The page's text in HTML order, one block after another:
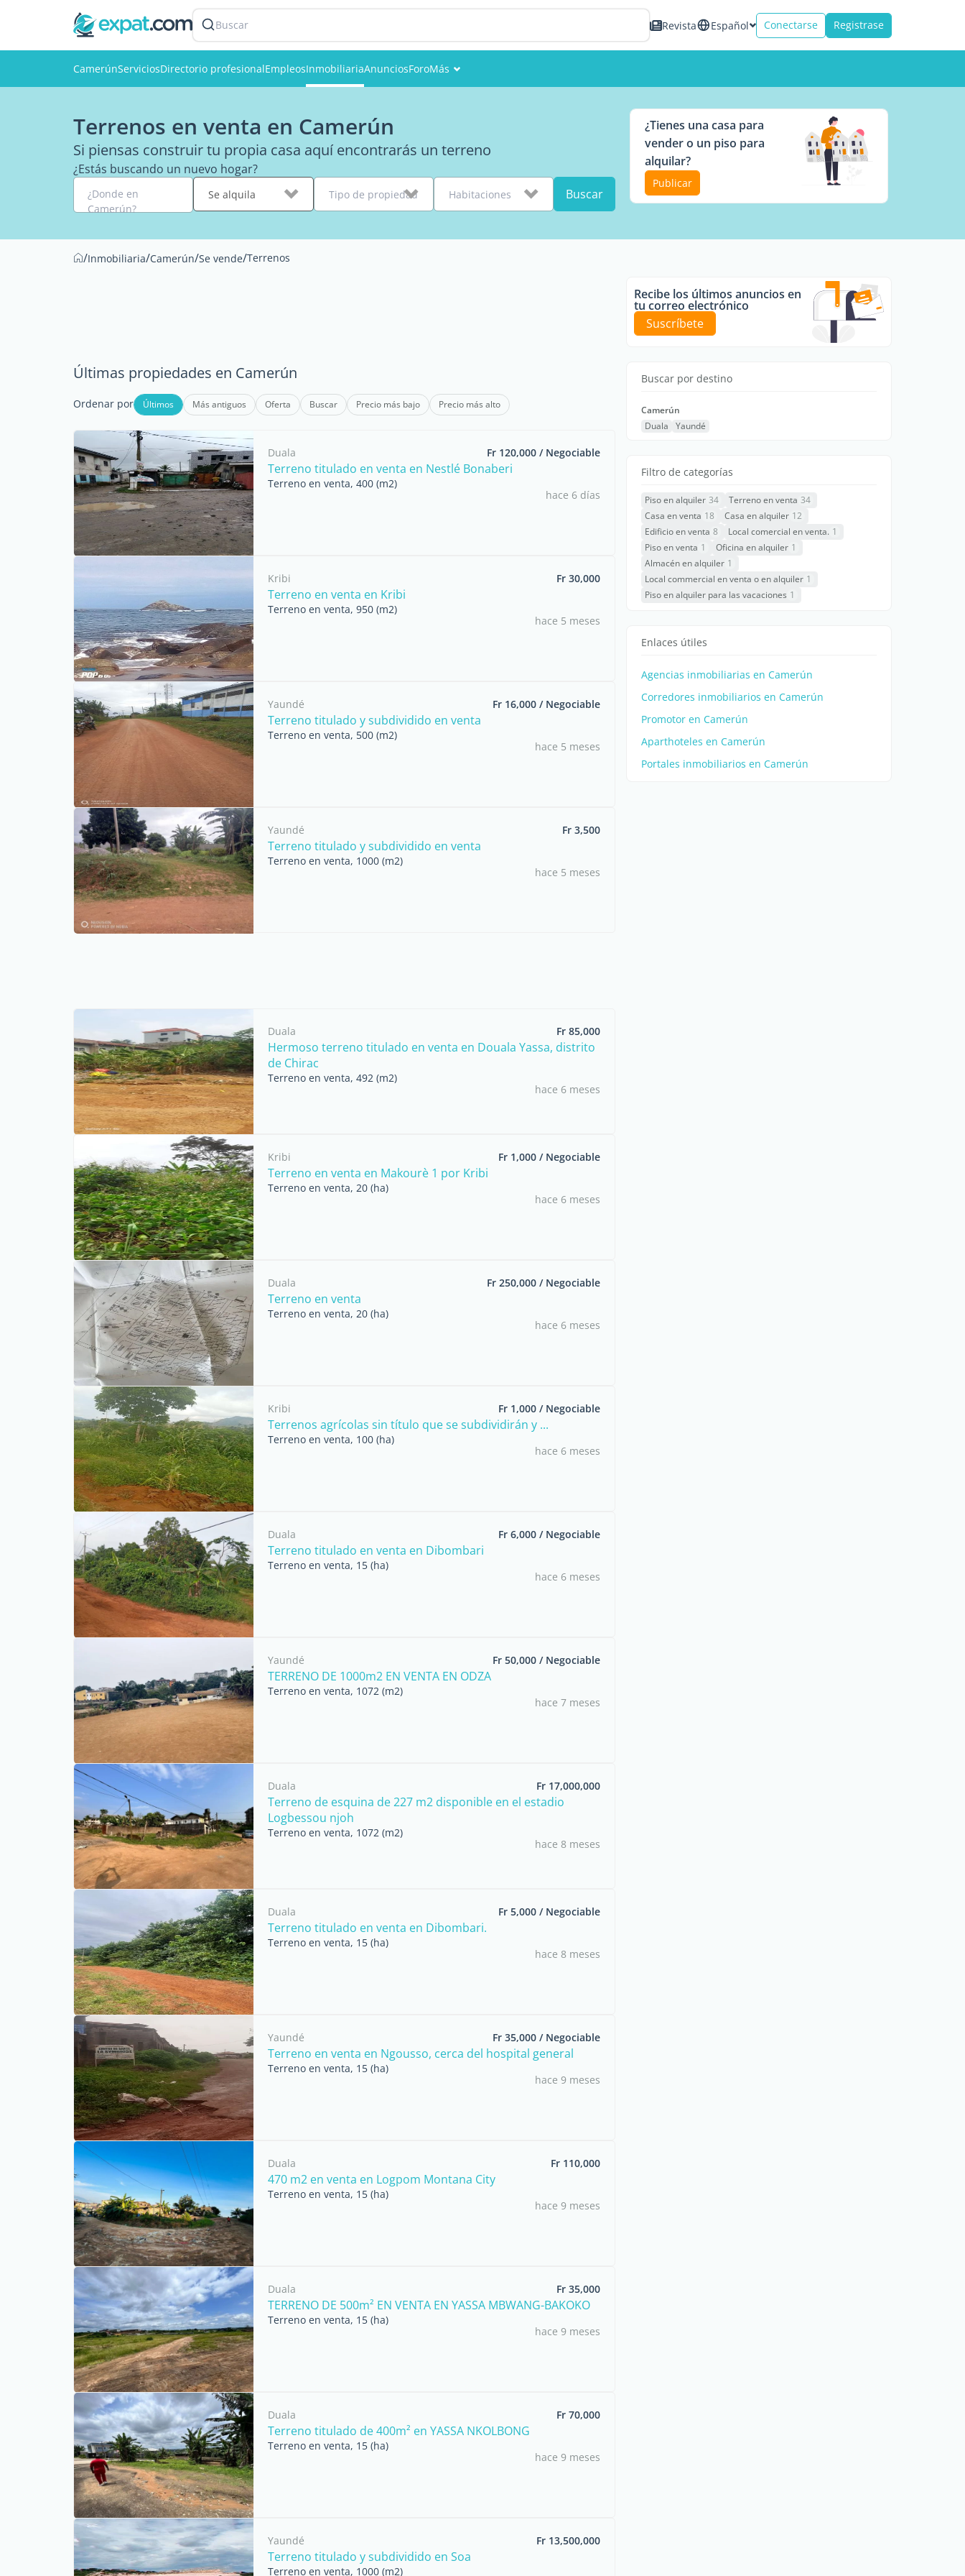
Buscar Revista Español Conectarse Registrase
CamerúnServiciosDirectorio profesionalEmpleosInmobiliariaAnunciosForoMás
Terrenos en venta en Camerún
Si piensas construir tu propia casa aquí encontrarás un terreno
¿Estás buscando un nuevo hogar?
¿Donde en
Camerún?
Se alquila Tipo de propiedad Habitaciones Buscar
¿Tienes una casa para
vender o un piso para
alquilar?
Publicar
/Inmobiliaria/Camerún/Se vende/Terrenos
Últimas propiedades en Camerún
Ordenar por Últimos Más antiguos Oferta Buscar Precio más bajo Precio más alto
Duala Fr 120,000 / Negociable
Terreno titulado en venta en Nestlé Bonaberi
Terreno en venta, 400 (m2)
hace 6 días
Kribi Fr 30,000
Terreno en venta en Kribi
Terreno en venta, 950 (m2)
hace 5 meses
Yaundé Fr 16,000 / Negociable
Terreno titulado y subdividido en venta
Terreno en venta, 500 (m2)
hace 5 meses
Yaundé Fr 3,500
Terreno titulado y subdividido en venta
Terreno en venta, 1000 (m2)
hace 5 meses
Duala Fr 85,000
Hermoso terreno titulado en venta en Douala Yassa, distrito
de Chirac
Terreno en venta, 492 (m2)
hace 6 meses
Kribi Fr 1,000 / Negociable
Terreno en venta en Makourè 1 por Kribi
Terreno en venta, 20 (ha)
hace 6 meses
Duala Fr 250,000 / Negociable
Terreno en venta
Terreno en venta, 20 (ha)
hace 6 meses
Kribi Fr 1,000 / Negociable
Terrenos agrícolas sin título que se subdividirán y ...
Terreno en venta, 100 (ha)
hace 6 meses
Duala Fr 6,000 / Negociable
Terreno titulado en venta en Dibombari
Terreno en venta, 15 (ha)
hace 6 meses
Yaundé Fr 50,000 / Negociable
TERRENO DE 1000m2 EN VENTA EN ODZA
Terreno en venta, 1072 (m2)
hace 7 meses
Duala Fr 17,000,000
Terreno de esquina de 227 m2 disponible en el estadio
Logbessou njoh
Terreno en venta, 1072 (m2)
hace 8 meses
Duala Fr 5,000 / Negociable
Terreno titulado en venta en Dibombari.
Terreno en venta, 15 (ha)
hace 8 meses
Yaundé Fr 35,000 / Negociable
Terreno en venta en Ngousso, cerca del hospital general
Terreno en venta, 15 (ha)
hace 9 meses
Duala Fr 110,000
470 m2 en venta en Logpom Montana City
Terreno en venta, 15 (ha)
hace 9 meses
Duala Fr 35,000
TERRENO DE 500m² EN VENTA EN YASSA MBWANG-BAKOKO
Terreno en venta, 15 (ha)
hace 9 meses
Duala Fr 70,000
Terreno titulado de 400m² en YASSA NKOLBONG
Terreno en venta, 15 (ha)
hace 9 meses
Yaundé Fr 13,500,000
Terreno titulado y subdividido en Soa
Terreno en venta, 1000 (m2)
Recibe los últimos anuncios en
tu correo electrónico
Suscríbete
Buscar por destino
Camerún
Duala
Yaundé
Filtro de categorías
Piso en alquiler 34 Terreno en venta 34
Casa en venta 18 Casa en alquiler 12
Edificio en venta 8 Local comercial en venta. 1
Piso en venta 1 Oficina en alquiler 1
Almacén en alquiler 1
Local commercial en venta o en alquiler 1
Piso en alquiler para las vacaciones 1
Enlaces útiles
Agencias inmobiliarias en Camerún
Corredores inmobiliarios en Camerún
Promotor en Camerún
Aparthoteles en Camerún
Portales inmobiliarios en Camerún